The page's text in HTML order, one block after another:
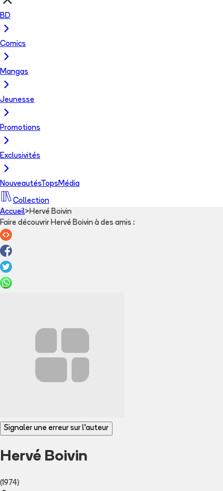
BD
Comics
Mangas
Jeunesse
Promotions
Exclusivités
NouveautésTops Média
Collection
Accueil> Hervé Boivin
Faire découvrir Hervé Boivin à des amis :
Signaler une erreur sur l'auteur
Hervé Boivin
(1974)